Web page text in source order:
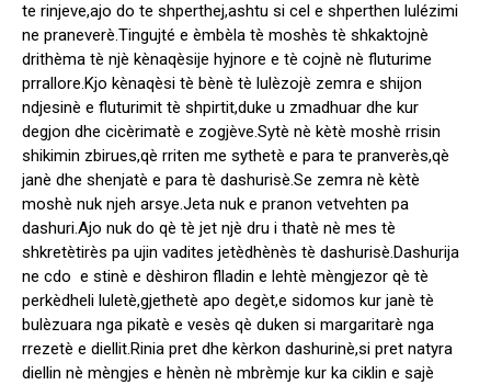
te rinjeve,ajo do te shperthej,ashtu si cel e shperthen lulézimi
ne praneverè.Tingujté e èmbèla tè moshès tè shkaktojnè
drithèma tè njè kènaqèsije hyjnore e tè cojnè nè fluturime
prrallore.Kjo kènaqèsi tè bènè tè lulèzojè zemra e shijon
ndjesinè e fluturimit tè shpirtit,duke u zmadhuar dhe kur
degjon dhe cicèrimatè e zogjève.Sytè nè kètè moshè rrisin
shikimin zbirues,qè rriten me sythetè e para te pranverès,qè
janè dhe shenjatè e para tè dashurisè.Se zemra nè kètè
moshè nuk njeh arsye.Jeta nuk e pranon vetvehten pa
dashuri.Ajo nuk do qè tè jet njè dru i thatè nè mes tè
shkretètirès pa ujin vadites jetèdhènès tè dashurisè.Dashurija
ne cdo e stinè e dèshiron flladin e lehtè mèngjezor qè tè
perkèdheli luletè,gjethetè apo degèt,e sidomos kur janè tè
bulèzuara nga pikatè e vesès qè duken si margaritarè nga
rrezetè e diellit.Rinia pret dhe kèrkon dashurinè,si pret natyra
diellin nè mèngjes e hènèn nè mbrèmje kur ka ciklin e sajè